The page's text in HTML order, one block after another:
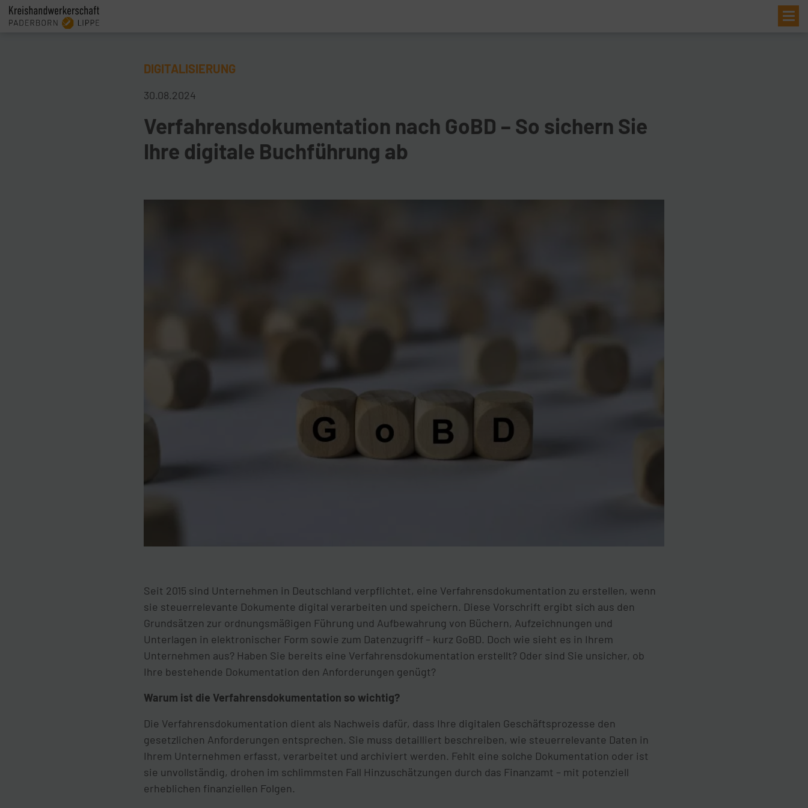
DIGITALISIERUNG
30.08.2024
Verfahrensdokumentation nach GoBD – So sichern Sie
Ihre digitale Buchführung ab
Seit 2015 sind Unternehmen in Deutschland verpflichtet, eine Verfahrensdokumentation zu erstellen, wenn
sie steuerrelevante Dokumente digital verarbeiten und speichern. Diese Vorschrift ergibt sich aus den
Grundsätzen zur ordnungsmäßigen Führung und Aufbewahrung von Büchern, Aufzeichnungen und
Unterlagen in elektronischer Form sowie zum Datenzugriff – kurz GoBD. Doch wie sieht es in Ihrem
Unternehmen aus? Haben Sie bereits eine Verfahrensdokumentation erstellt? Oder sind Sie unsicher, ob
Ihre bestehende Dokumentation den Anforderungen genügt?
Warum ist die Verfahrensdokumentation so wichtig?
Die Verfahrensdokumentation dient als Nachweis dafür, dass Ihre digitalen Geschäftsprozesse den
gesetzlichen Anforderungen entsprechen. Sie muss detailliert beschreiben, wie steuerrelevante Daten in
Ihrem Unternehmen erfasst, verarbeitet und archiviert werden. Fehlt eine solche Dokumentation oder ist
sie unvollständig, drohen im schlimmsten Fall Hinzuschätzungen durch das Finanzamt – mit potenziell
erheblichen finanziellen Folgen.